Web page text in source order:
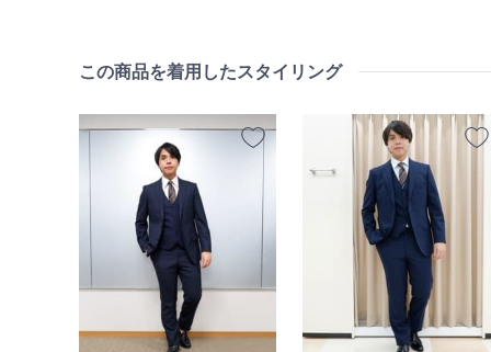
この商品を着用したスタイリング